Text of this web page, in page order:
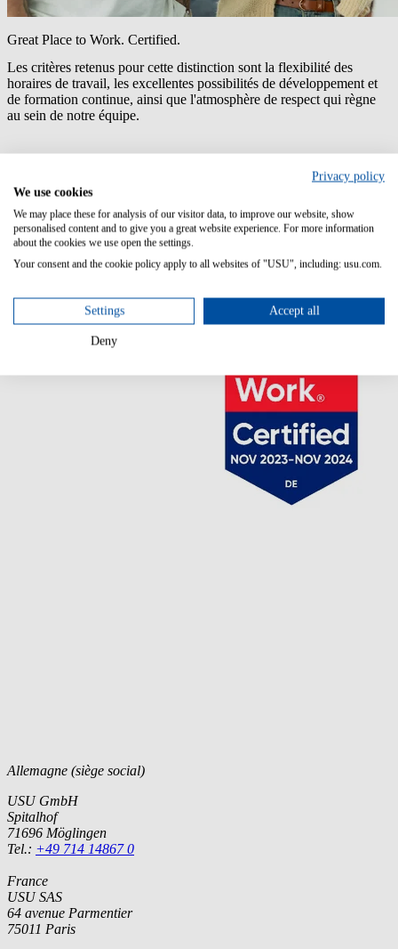
Great Place to Work. Certified.
Les critères retenus pour cette distinction sont la flexibilité des
horaires de travail, les excellentes possibilités de développement et
de formation continue, ainsi que l'atmosphère de respect qui règne
au sein de notre équipe.
Allemagne (siège social)
USU GmbH
Spitalhof
71696 Möglingen
Tel.: +49 714 14867 0
France
USU SAS
64 avenue Parmentier
75011 Paris
Privacy policy
We use cookies
We may place these for analysis of our visitor data, to improve our website, show
personalised content and to give you a great website experience. For more information
about the cookies we use open the settings.
Your consent and the cookie policy apply to all websites of "USU", including: usu.com.
Settings Accept all
Deny